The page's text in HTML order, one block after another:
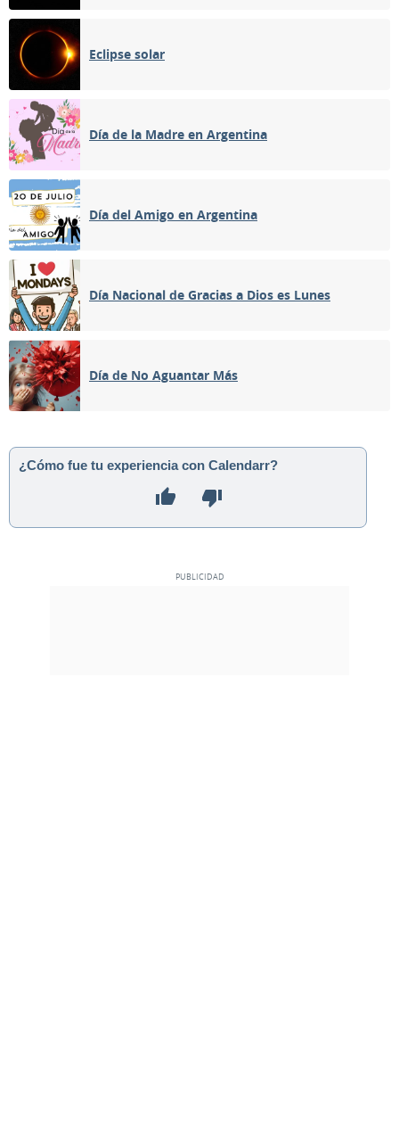
Eclipse solar
Día de la Madre en Argentina
Día del Amigo en Argentina
Día Nacional de Gracias a Dios es Lunes
Día de No Aguantar Más
¿Cómo fue tu experiencia con Calendarr?